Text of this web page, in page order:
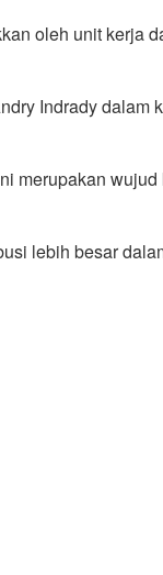
oleh unit kerja
Indrady dalam
merupakan
lebih besar